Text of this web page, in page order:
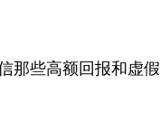
些高额回报和